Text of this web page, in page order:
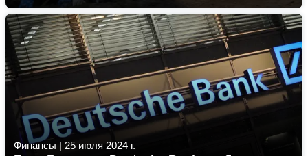
Финансы | 25 июля 2024 г.